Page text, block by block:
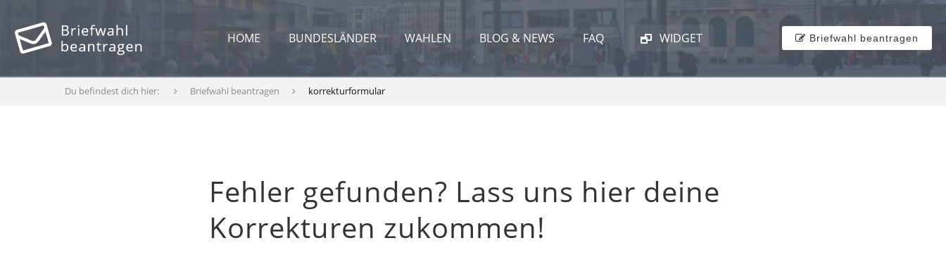
HOME BUNDESLÄNDER WAHLEN BLOG & NEWS FAQ WIDGET Briefwahl beantragen
Du befindest dich hier: Briefwahl beantragen korrekturformular
Fehler gefunden? Lass uns hier deine
Korrekturen zukommen!